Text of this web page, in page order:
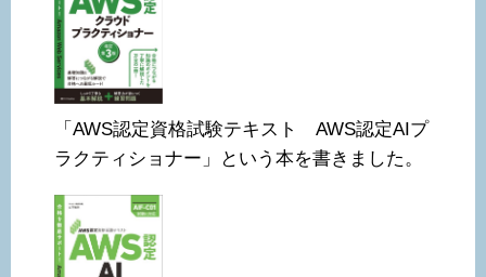
「AWS認定資格試験テキスト AWS認定AIプ
ラクティショナー」という本を書きました。